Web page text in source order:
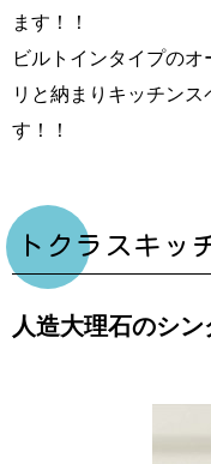
ます！！
ビルトインタイプの
リと納まりキッチン
す！！
トクラスキッ
人造大理石のシ